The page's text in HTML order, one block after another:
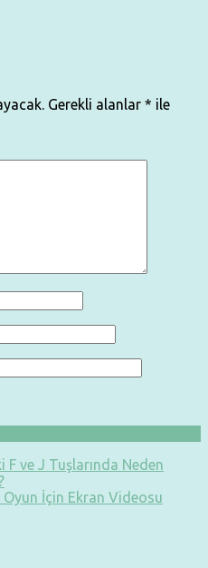
Gerekli alanlar * ile
F ve J Tuşlarında Neden
İçin Ekran Videosu